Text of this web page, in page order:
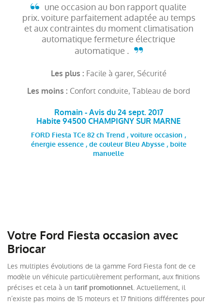
une occasion au bon rapport qualite
prix. voiture parfaitement adaptée au temps
et aux contraintes du moment climatisation
automatique fermeture électrique
automatique .
Les plus : Facile à garer, Sécurité
Les moins : Confort conduite, Tableau de bord
Romain - Avis du 24 sept. 2017
Habite 94500 CHAMPIGNY SUR MARNE
FORD Fiesta TCe 82 ch Trend , voiture occasion ,
énergie essence , de couleur Bleu Abysse , boite
manuelle
Votre Ford Fiesta occasion avec
Briocar
Les multiples évolutions de la gamme Ford Fiesta font de ce
modèle un véhicule particulièrement performant, aux finitions
précises et cela à un tarif promotionnel. Actuellement, il
n’existe pas moins de 15 moteurs et 17 finitions différentes pour